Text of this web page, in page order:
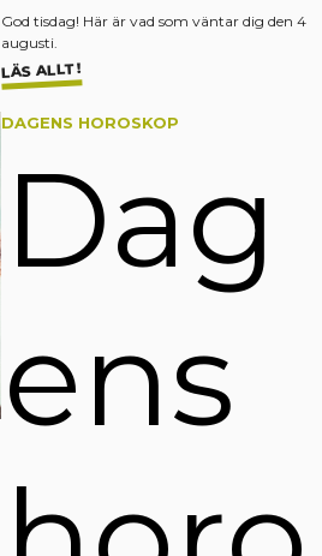
God tisdag! Här är vad som väntar dig den 4
augusti.
LÄS ALLT!
DAGENS HOROSKOP
Dag
ens